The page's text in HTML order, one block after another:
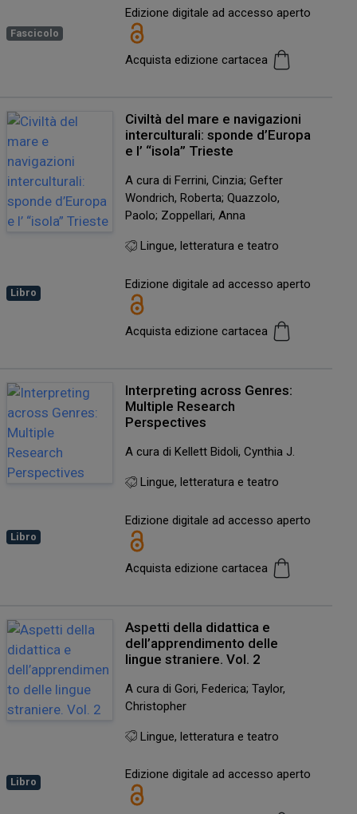
Fascicolo
Edizione digitale ad accesso aperto
Acquista edizione cartacea
Libro
Civiltà del mare e navigazioni
interculturali: sponde d’Europa
e l’ “isola” Trieste
A cura di Ferrini, Cinzia; Gefter
Wondrich, Roberta; Quazzolo,
Paolo; Zoppellari, Anna
Lingue, letteratura e teatro
Edizione digitale ad accesso aperto
Acquista edizione cartacea
Libro
Interpreting across Genres:
Multiple Research
Perspectives
A cura di Kellett Bidoli, Cynthia J.
Lingue, letteratura e teatro
Edizione digitale ad accesso aperto
Acquista edizione cartacea
Libro
Aspetti della didattica e
dell’apprendimento delle
lingue straniere. Vol. 2
A cura di Gori, Federica; Taylor,
Christopher
Lingue, letteratura e teatro
Edizione digitale ad accesso aperto